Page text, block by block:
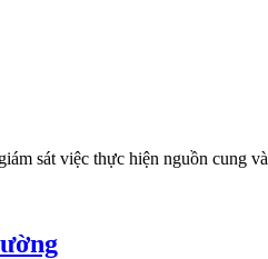
sát việc thực hiện nguồn cung